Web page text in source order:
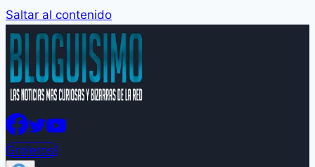
Saltar al contenido
Groleros!